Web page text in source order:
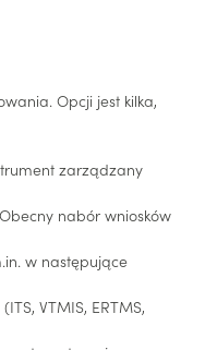
Opcji jest kilka,
zarządzany
nabór wniosków
w następujące
VTMIS, ERTMS,